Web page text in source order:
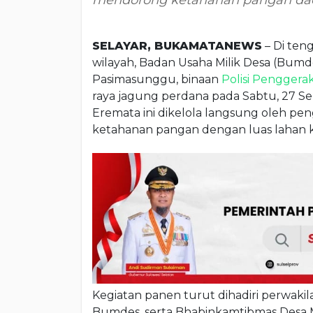
SELAYAR, BUKAMATANEWS – Di
wilayah, Badan Usaha Milik Desa
Pasimasunggu, binaan Polisi
raya jagung perdana pada Sabtu, 27
Eremata ini dikelola langsung oleh
ketahanan pangan dengan luas
Kegiatan panen turut dihadiri